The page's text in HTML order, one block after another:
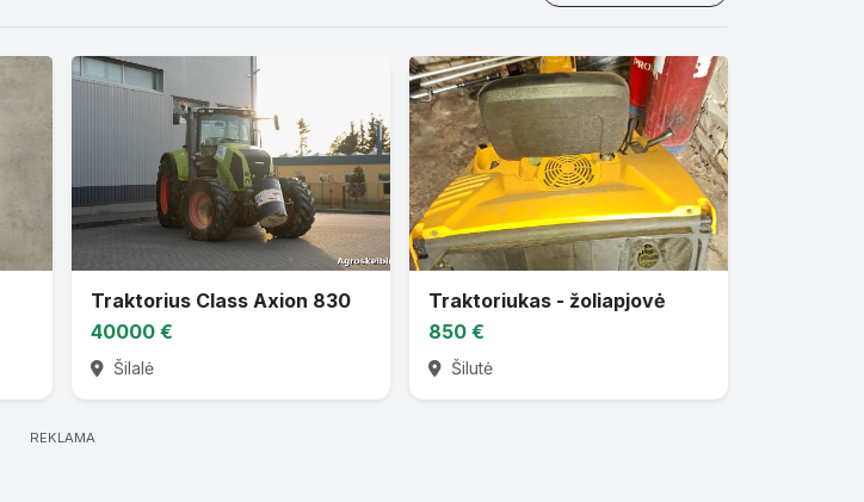
Traktorius Class Axion 830
40000 €
Šilalė
Traktoriukas - žoliapjovė
850 €
Šilutė
REKLAMA